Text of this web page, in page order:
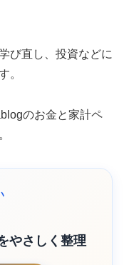
び直し、投資などに
。
のお金と家計ペ
やさしく整理